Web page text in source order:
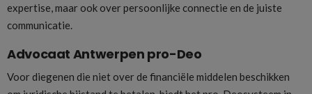
expertise, maar ook over persoonlijke connectie en de juiste
communicatie.
Advocaat Antwerpen pro-Deo
Voor diegenen die niet over de financiële middelen beschikken